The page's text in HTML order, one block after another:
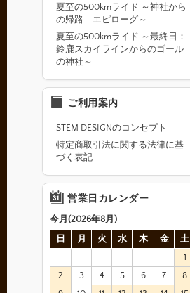
夏至の500kmライド ～神社から
の帰路 エピローグ～
夏至の500kmライド ～最終日：
鈴鹿スカイラインからのゴール
の神社～
ご利用案内
STEM DESIGNのコンセプト
特定商取引法に関する法律に基
づく表記
営業日カレンダー
今月(2026年8月)
日
月 火 水 木 金
土
1
2
3 4 5 6 7
8